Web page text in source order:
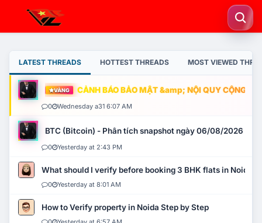
LATEST THREADS HOTTEST THREADS MOST VIEWED
VÀNG CẢNH BÁO BẢO MẬT &amp; NỘI QUY CỘNG
0 Wednesday a31 6:07 AM
BTC (Bitcoin) - Phân tích snapshot ngày 06/08/2026
0 Yesterday at 2:43 PM
What should I verify before booking 3 BHK flats in Noida?
0 Yesterday at 8:01 AM
How to Verify property in Noida Step by Step